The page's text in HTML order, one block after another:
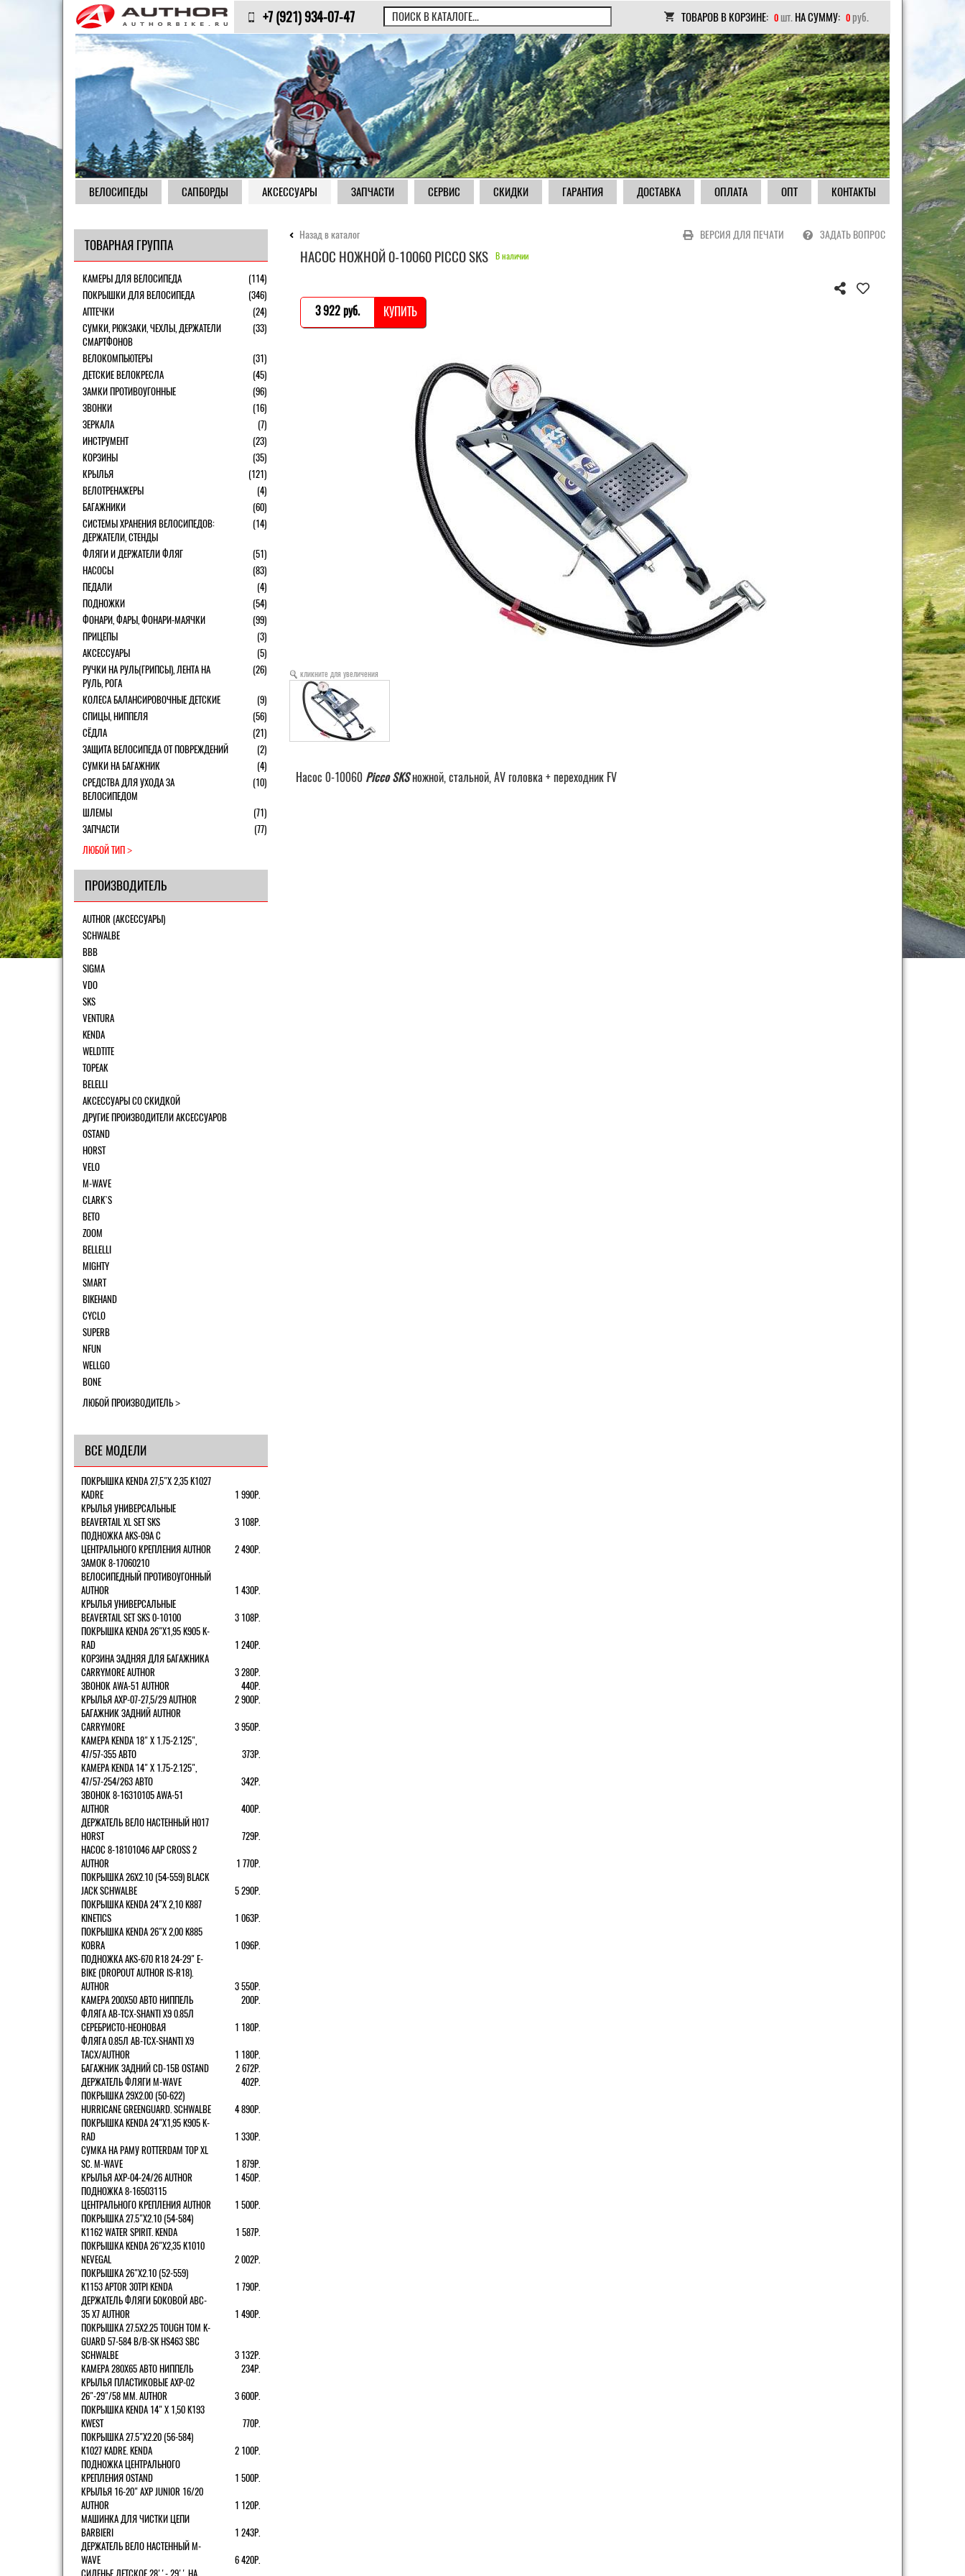
+7 (921) 934-07-47 ТОВАРОВ В КОРЗИНЕ: 0 шт. НА СУММУ: 0 руб.
ВЕЛОСИПЕДЫ САПБОРДЫ АКСЕССУАРЫ ЗАПЧАСТИ СЕРВИС СКИДКИ ГАРАНТИЯ ДОСТАВКА ОПЛАТА ОПТ КОНТАКТЫ
Назад в каталог ВЕРСИЯ ДЛЯ ПЕЧАТИ ЗАДАТЬ ВОПРОС
НАСОС НОЖНОЙ 0-10060 PICCO SKS В наличии
3 922 pуб. КУПИТЬ
кликните для увеличения
Насос 0-10060 Picco SKS ножной, стальной, AV головка + переходник FV
ТОВАРНАЯ ГРУППА
КАМЕРЫ ДЛЯ ВЕЛОСИПЕДА
(114)
ПОКРЫШКИ ДЛЯ ВЕЛОСИПЕДА
(346)
АПТЕЧКИ
(24)
СУМКИ, РЮКЗАКИ, ЧЕХЛЫ, ДЕРЖАТЕЛИ
СМАРТФОНОВ
(33)
ВЕЛОКОМПЬЮТЕРЫ
(31)
ДЕТСКИЕ ВЕЛОКРЕСЛА
(45)
ЗАМКИ ПРОТИВОУГОННЫЕ
(96)
ЗВОНКИ
(16)
ЗЕРКАЛА
(7)
ИНСТРУМЕНТ
(23)
КОРЗИНЫ
(35)
КРЫЛЬЯ
(121)
ВЕЛОТРЕНАЖЕРЫ
(4)
БАГАЖНИКИ
(60)
СИСТЕМЫ ХРАНЕНИЯ ВЕЛОСИПЕДОВ:
ДЕРЖАТЕЛИ, СТЕНДЫ
(14)
ФЛЯГИ И ДЕРЖАТЕЛИ ФЛЯГ
(51)
НАСОСЫ
(83)
ПЕДАЛИ
(4)
ПОДНОЖКИ
(54)
ФОНАРИ, ФАРЫ, ФОНАРИ-МАЯЧКИ
(99)
ПРИЦЕПЫ
(3)
АКСЕССУАРЫ
(5)
РУЧКИ НА РУЛЬ(ГРИПСЫ), ЛЕНТА НА
РУЛЬ, РОГА
(26)
КОЛЕСА БАЛАНСИРОВОЧНЫЕ ДЕТСКИЕ
(9)
СПИЦЫ, НИППЕЛЯ
(56)
СЁДЛА
(21)
ЗАЩИТА ВЕЛОСИПЕДА ОТ ПОВРЕЖДЕНИЙ
(2)
СУМКИ НА БАГАЖНИК
(4)
СРЕДСТВА ДЛЯ УХОДА ЗА
ВЕЛОСИПЕДОМ
(10)
ШЛЕМЫ
(71)
ЗАПЧАСТИ
(77)
ЛЮБОЙ ТИП
ПРОИЗВОДИТЕЛЬ
AUTHOR (АКСЕССУАРЫ)
SCHWALBE
BBB
SIGMA
VDO
SKS
VENTURA
KENDA
WELDTITE
TOPEAK
BELELLI
АКСЕССУАРЫ СО СКИДКОЙ
ДРУГИЕ ПРОИЗВОДИТЕЛИ АКСЕССУАРОВ
OSTAND
HORST
VELO
M-WAVE
CLARK`S
BETO
ZOOM
BELLELLI
MIGHTY
SMART
BIKEHAND
CYCLO
SUPERB
NFUN
WELLGO
BONE
ЛЮБОЙ ПРОИЗВОДИТЕЛЬ
ВСЕ МОДЕЛИ
ПОКРЫШКА KENDA 27,5"Х 2,35 K1027
KADRE
1 990Р.
КРЫЛЬЯ УНИВЕРСАЛЬНЫЕ
BEAVERTAIL XL SET SKS
3 108Р.
ПОДНОЖКА AKS-09A C
ЦЕНТРАЛЬНОГО КРЕПЛЕНИЯ AUTHOR
2 490Р.
ЗАМОК 8-17060210
ВЕЛОСИПЕДНЫЙ ПРОТИВОУГОННЫЙ
AUTHOR
1 430Р.
КРЫЛЬЯ УНИВЕРСАЛЬНЫЕ
BEAVERTAIL SET SKS 0-10100
3 108Р.
ПОКРЫШКА KENDA 26"Х1,95 K905 K-
RAD
1 240Р.
КОРЗИНА ЗАДНЯЯ ДЛЯ БАГАЖНИКА
CARRYMORE AUTHOR
3 280Р.
ЗВОНОК AWA-51 AUTHOR
440Р.
КРЫЛЬЯ AXP-07-27,5/29 AUTHOR
2 900Р.
БАГАЖНИК ЗАДНИЙ AUTHOR
CARRYMORE
3 950Р.
КАМЕРА KENDA 18" Х 1.75-2.125",
47/57-355 АВТО
373Р.
КАМЕРА KENDA 14" Х 1.75-2.125",
47/57-254/263 АВТО
342Р.
ЗВОНОК 8-16310105 AWA-51
AUTHOR
400Р.
ДЕРЖАТЕЛЬ ВЕЛО НАСТЕННЫЙ H017
HORST
729Р.
НАСОС 8-18101046 AAP CROSS 2
AUTHOR
1 770Р.
ПОКРЫШКА 26X2.10 (54-559) BLACK
JACK SCHWALBE
5 290Р.
ПОКРЫШКА KENDA 24"Х 2,10 K887
KINETICS
1 063Р.
ПОКРЫШКА KENDA 26"Х 2,00 K885
KOBRA
1 096Р.
ПОДНОЖКА AKS-670 R18 24-29" E-
BIKE (DROPOUT AUTHOR IS-R18).
AUTHOR
3 550Р.
КАМЕРА 200Х50 АВТО НИППЕЛЬ
200Р.
ФЛЯГА AB-TCX-SHANTI X9 0.85Л
СЕРЕБРИСТО-НЕОНОВАЯ
1 180Р.
ФЛЯГА 0.85Л AB-TCX-SHANTI X9
TACX/AUTHOR
1 180Р.
БАГАЖНИК ЗАДНИЙ CD-15B OSTAND
2 672Р.
ДЕРЖАТЕЛЬ ФЛЯГИ M-WAVE
402Р.
ПОКРЫШКА 29X2.00 (50-622)
HURRICANE GREENGUARD. SCHWALBE
4 890Р.
ПОКРЫШКА KENDA 24"Х1,95 K905 K-
RAD
1 330Р.
СУМКА НА РАМУ ROTTERDAM TOP XL
SC. M-WAVE
1 879Р.
КРЫЛЬЯ AXP-04-24/26 AUTHOR
1 450Р.
ПОДНОЖКА 8-16503115
ЦЕНТРАЛЬНОГО КРЕПЛЕНИЯ AUTHOR
1 500Р.
ПОКРЫШКА 27.5"Х2.10 (54-584)
K1162 WATER SPIRIT. KENDA
1 587Р.
ПОКРЫШКА KENDA 26"Х2,35 K1010
NEVEGAL
2 002Р.
ПОКРЫШКА 26"Х2.10 (52-559)
K1153 APTOR 30TPI KENDA
1 790Р.
ДЕРЖАТЕЛЬ ФЛЯГИ БОКОВОЙ ABC-
35 X7 AUTHOR
1 490Р.
ПОКРЫШКА 27.5X2.25 TOUGH TOM K-
GUARD 57-584 B/B-SK HS463 SBC
SCHWALBE
3 132Р.
КАМЕРА 280Х65 АВТО НИППЕЛЬ
234Р.
КРЫЛЬЯ ПЛАСТИКОВЫЕ AXP-02
26"-29"/58 ММ. AUTHOR
3 600Р.
ПОКРЫШКА KENDA 14" Х 1,50 K193
KWEST
770Р.
ПОКРЫШКА 27.5"Х2.20 (56-584)
K1027 KADRE. KENDA
2 100Р.
ПОДНОЖКА ЦЕНТРАЛЬНОГО
КРЕПЛЕНИЯ OSTAND
1 500Р.
КРЫЛЬЯ 16-20" AXP JUNIOR 16/20
AUTHOR
1 120Р.
МАШИНКА ДЛЯ ЧИСТКИ ЦЕПИ
BARBIERI
1 243Р.
ДЕРЖАТЕЛЬ ВЕЛО НАСТЕННЫЙ M-
WAVE
6 420Р.